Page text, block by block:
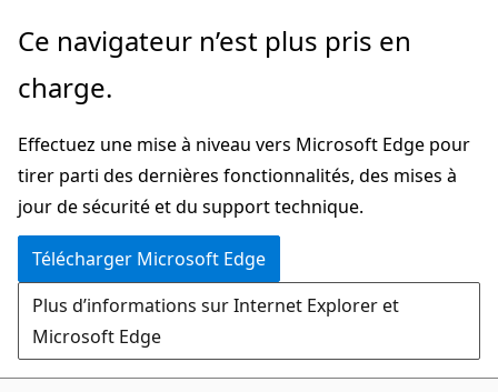
Passer
directement
au
principal
Ce navigateur n’est plus pris en
charge.
Effectuez une mise à niveau vers Microsoft Edge pour
tirer parti des dernières fonctionnalités, des mises à
jour de sécurité et du support technique.
Télécharger Microsoft Edge
Plus d’informations sur Internet Explorer et
Microsoft Edge